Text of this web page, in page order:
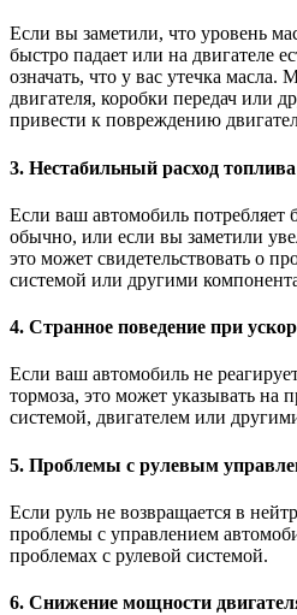
Если вы заметили, что уровень
быстро падает или на двигателе
означать, что у вас утечка масла.
двигателя, коробки передач или
привести к повреждению
3. Нестабильный расход топлива
Если ваш автомобиль потребляет
обычно, или если вы заметили
это может свидетельствовать о
системой или другими
4. Странное поведение при
Если ваш автомобиль не
тормоза, это может указывать на
системой, двигателем или
5. Проблемы с рулевым
Если руль не возвращается в
проблемы с управлением
проблемах с рулевой системой.
6. Снижение мощности